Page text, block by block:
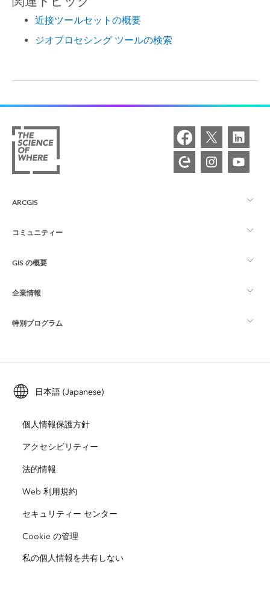
近接ツールセットの概要
ジオプロセシング ツールの検索
ARCGIS
ArcGIS の概要
マッピング
Esri ストア
コミュニティー
Esri Community
ArcGIS ブログ
Esri Young Professionals Network
GIS の概要
GIS とは
ロケーション インテリジェンス
トレーニング
ArcUser
ArcNews
ArcWatch
Esri ビデオ
企業情報
Esri について
採用情報
オープンビジョン
企業行動規範
サイトマップ
特別プログラム
ArcGIS for Student Use
自然保護
教育機関
人種的平等
日本語 (Japanese)
個人情報保護方針
アクセシビリティー
法的情報
Web 利用規約
セキュリティー センター
Cookie の管理
私の個人情報を共有しない